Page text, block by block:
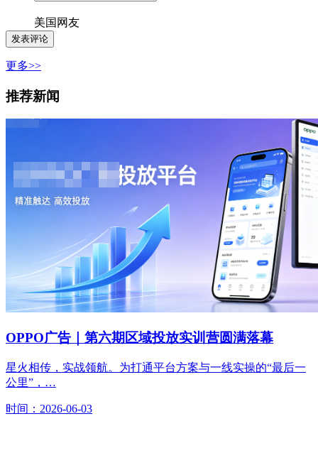
美国网友
更多>>
推荐新闻
OPPO广告｜第六期区域投放实训营圆满落幕
星火相传，实战领航。为打通平台方案与一线实操的“最后一
公里”，…
时间：2026-06-03